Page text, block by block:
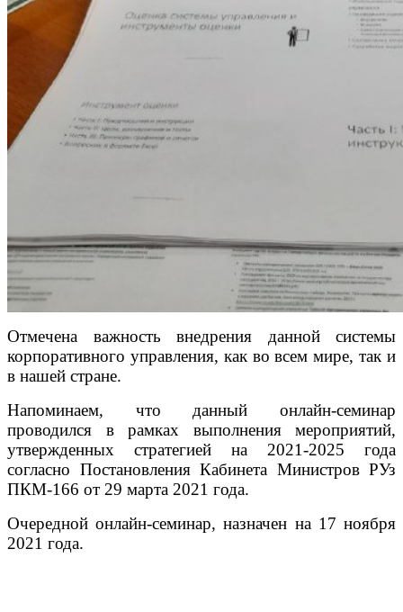
Отмечена важность внедрения данной системы
корпоративного управления, как во всем мире, так и
в нашей стране.
Напоминаем, что данный онлайн-семинар
проводился в рамках выполнения мероприятий,
утвержденных стратегией на 2021-2025 года
согласно Постановления Кабинета Министров РУз
ПКМ-166 от 29 марта 2021 года.
Очередной онлайн-семинар, назначен на 17 ноября
2021 года.